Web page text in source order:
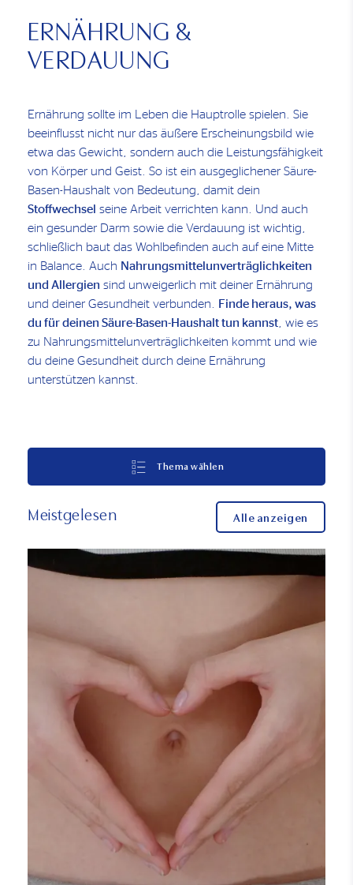
ERNÄHRUNG &
VERDAUUNG
Ernährung sollte im Leben die Hauptrolle spielen. Sie
beeinflusst nicht nur das äußere Erscheinungsbild wie
etwa das Gewicht, sondern auch die Leistungsfähigkeit
von Körper und Geist. So ist ein ausgeglichener Säure-
Basen-Haushalt von Bedeutung, damit dein
Stoffwechsel seine Arbeit verrichten kann. Und auch
ein gesunder Darm sowie die Verdauung ist wichtig,
schließlich baut das Wohlbefinden auch auf eine Mitte
in Balance. Auch Nahrungsmittelunverträglichkeiten
und Allergien sind unweigerlich mit deiner Ernährung
und deiner Gesundheit verbunden. Finde heraus, was
du für deinen Säure-Basen-Haushalt tun kannst, wie es
zu Nahrungsmittelunverträglichkeiten kommt und wie
du deine Gesundheit durch deine Ernährung
unterstützen kannst.
Thema wählen
Meistgelesen Alle anzeigen